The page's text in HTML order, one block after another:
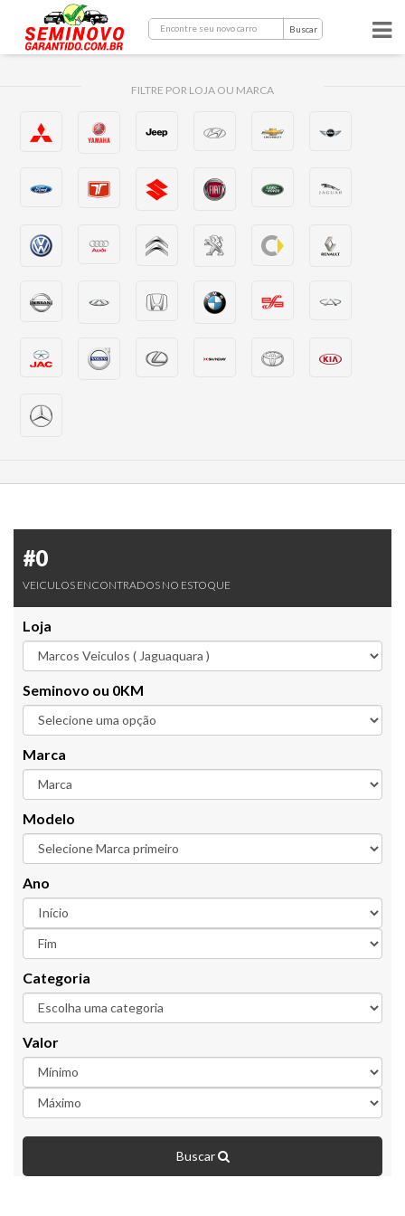
Buscar
FILTRE POR LOJA OU MARCA
#0
VEICULOS ENCONTRADOS NO ESTOQUE
Loja
Seminovo ou 0KM
Marca
Modelo
Ano
Categoria
Valor
Buscar